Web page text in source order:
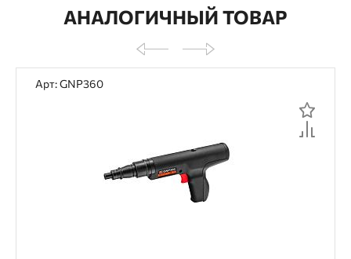
АНАЛОГИЧНЫЙ ТОВАР
Арт: GNP360